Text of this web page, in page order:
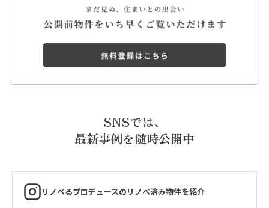
SNSでは、
最新事例を随時公開中
リノベるプロデュースのリノベ済み物件を紹介